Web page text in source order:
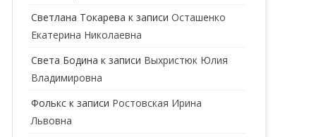
ДЕРМАТОЛОГ
ДЕТСКИЕ ВРАЧИ ДЕТСКИЙ КАРДИОЛОГ
КАРДИОЛОГ
Cветлана Токарева к записиОсташенко
Екатерина Николаевна
Света Бодина к записи Выхристюк Юлия
Владимировна
Фолькс к записи Ростовская Ирина
Львовна